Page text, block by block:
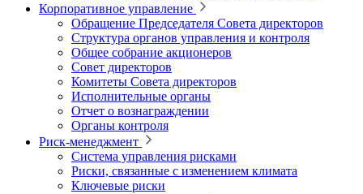
Корпоративное управление
Обращение Председателя Совета директоров
Структура органов управления и контроля
Общее собрание акционеров
Совет директоров
Комитеты Совета директоров
Исполнительные органы
Отчет о вознаграждении
Органы контроля
Риск-менеджмент
Система управления рисками
Риски, связанные с изменением климата
Ключевые риски